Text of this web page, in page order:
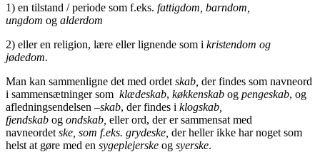
1) en tilstand / periode som f.eks. fattigdom, barndom,
ungdom og alderdom
2) eller en religion, lære eller lignende som i kristendom og
jødedom.
Man kan sammenligne det med ordet skab, der findes som navneord
i sammensætninger som klædeskab, køkkenskab og pengeskab, og
afledningsendelsen –skab, der findes i klogskab,
fjendskab og ondskab, eller ord, der er sammensat med
navneordet ske, som f.eks. grydeske, der heller ikke har noget som
helst at gøre med en sygeplejerske og syerske.